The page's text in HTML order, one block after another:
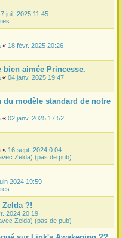
juil. 2025 11:45
« 18 févr. 2025 20:26
aimée Princesse.
« 04 janv. 2025 19:47
modèle standard de notre
« 02 janv. 2025 17:52
« 16 sept. 2024 0:04
Zelda) (pas de pub)
2024 19:59
?!
2024 20:19
Zelda) (pas de pub)